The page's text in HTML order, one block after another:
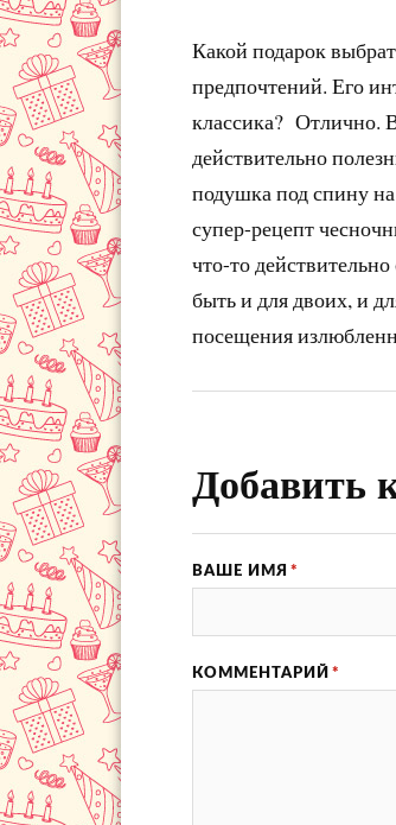
Какой подарок
предпочтений. Его
классика? Отлично.
действительно
подушка под спину
супер-рецепт
что-то
быть и для двоих, и
посещения
Добавить
ВАШЕ ИМЯ *
КОММЕНТАРИЙ *